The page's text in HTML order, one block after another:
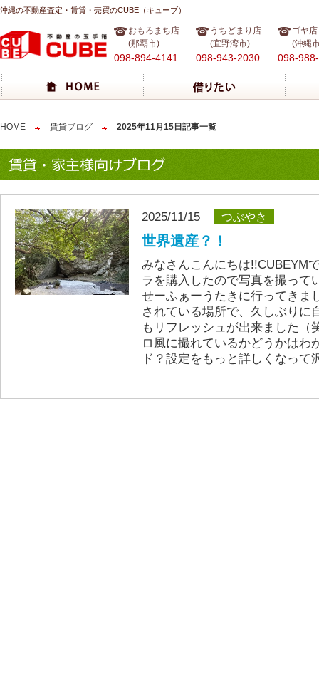
沖縄の不動産査定・賃貸・売買のCUBE（キューブ）
おもろまち店
(那覇市)
098-894-4141
うちどまり店
(宜野湾市)
098-943-2030
ゴヤ店
(沖縄
098-
HOME 賃貸ブログ 2025年11月15日記事一覧
2025/11/15 つぶやき
世界遺産？！
みなさんこんにちは!!CUBEYM
ラを購入したので写真を撮って
せーふぁーうたきに行ってきま
されている場所で、久しぶりに
もリフレッシュが出来ました（
ロ風に撮れているかどうかはわ
ド？設定をもっと詳しくなっ